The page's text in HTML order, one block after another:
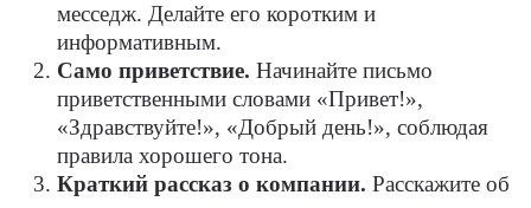
месседж. Делайте его коротким и
информативным.
Само приветствие. Начинайте письмо
приветственными словами «Привет!»,
«Здравствуйте!», «Добрый день!», соблюдая
правила хорошего тона.
Краткий рассказ о компании. Расскажите об